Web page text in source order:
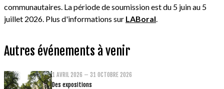
communautaires. La période de soumission est du 5 juin au 5
juillet 2026. Plus d'informations sur LABoral
Autres événements à venir
1 AVRIL 2026 – 31 OCTOBRE 2026
Des expositions